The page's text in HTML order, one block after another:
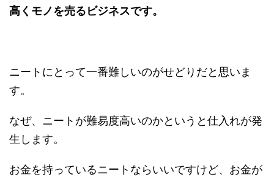
高くモノを売るビジネスです。
ニートにとって一番難しいのがせどりだと思いま
す。
なぜ、ニートが難易度高いのかというと仕入れが発
生します。
お金を持っているニートならいいですけど、お金が